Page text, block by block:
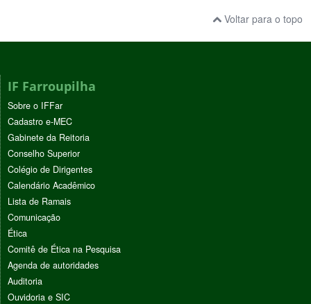
Voltar para o topo
IF Farroupilha
Sobre o IFFar
Cadastro e-MEC
Gabinete da Reitoria
Conselho Superior
Colégio de Dirigentes
Calendário Acadêmico
Lista de Ramais
Comunicação
Ética
Comitê de Ética na Pesquisa
Agenda de autoridades
Auditoria
Ouvidoria e SIC